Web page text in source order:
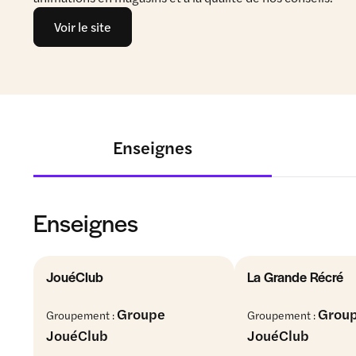
Voir le site
Enseignes
Enseignes
JouéClub
Groupement :Groupe
JouéClub
La Grande Récré
Groupement :
JouéClub